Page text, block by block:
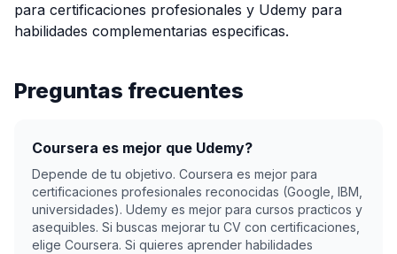
para certificaciones profesionales y Udemy para
habilidades complementarias especificas.
Preguntas frecuentes
Coursera es mejor que Udemy?
Depende de tu objetivo. Coursera es mejor para
certificaciones profesionales reconocidas (Google, IBM,
universidades). Udemy es mejor para cursos practicos y
asequibles. Si buscas mejorar tu CV con certificaciones,
elige Coursera. Si quieres aprender habilidades